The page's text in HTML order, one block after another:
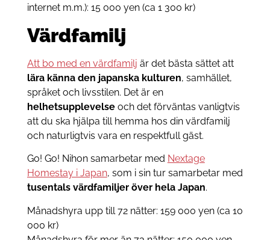
internet m.m.): 15 000 yen (ca 1 300 kr)
Värdfamilj
Att bo med en värdfamilj är det bästa sättet att
lära känna den japanska kulturen, samhället,
språket och livsstilen. Det är en
helhetsupplevelseoch det förväntas vanligtvis
att du ska hjälpa till hemma hos din värdfamilj
och naturligtvis vara en respektfull gäst.
Go! Go! Nihon samarbetar med Nextage
Homestay i Japan, som i sin tur samarbetar med
tusentals värdfamiljer över hela Japan.
Månadshyra upp till 72 nätter: 159 000 yen (ca 10
000 kr)